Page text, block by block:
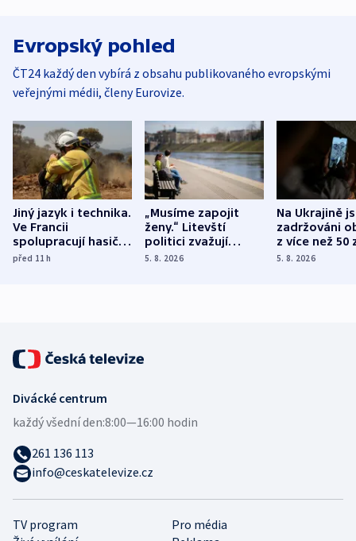
Evropský pohled
ČT24 každý den vybírá z obsahu publikovaného evropskými
veřejnými médii, členy Eurovize.
Jiný jazyk i technika.
Ve Francii
spolupracují hasiči z
různých zemí
před 11h
„Musíme zapojit
ženy.“ Litevští
politici zvažují
dohodu o
5. 8. 2026
Na Ukrajině
zadržováni
z více než 50
Bojovali na
5. 8. 2026
TV program
Pro média
Divácké centrum
každý všední den:8:00—16:00 hodin
261 136 113
info@ceskatelevize.cz